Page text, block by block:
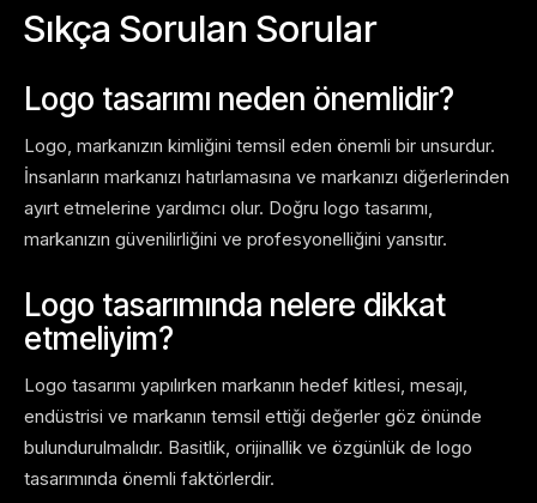
Sıkça Sorulan Sorular
Logo tasarımı neden önemlidir?
Logo, markanızın kimliğini temsil eden önemli bir unsurdur.
İnsanların markanızı hatırlamasına ve markanızı diğerlerinden
ayırt etmelerine yardımcı olur. Doğru logo tasarımı,
markanızın güvenilirliğini ve profesyonelliğini yansıtır.
Logo tasarımında nelere dikkat
etmeliyim?
Logo tasarımı yapılırken markanın hedef kitlesi, mesajı,
endüstrisi ve markanın temsil ettiği değerler göz önünde
bulundurulmalıdır. Basitlik, orijinallik ve özgünlük de logo
tasarımında önemli faktörlerdir.